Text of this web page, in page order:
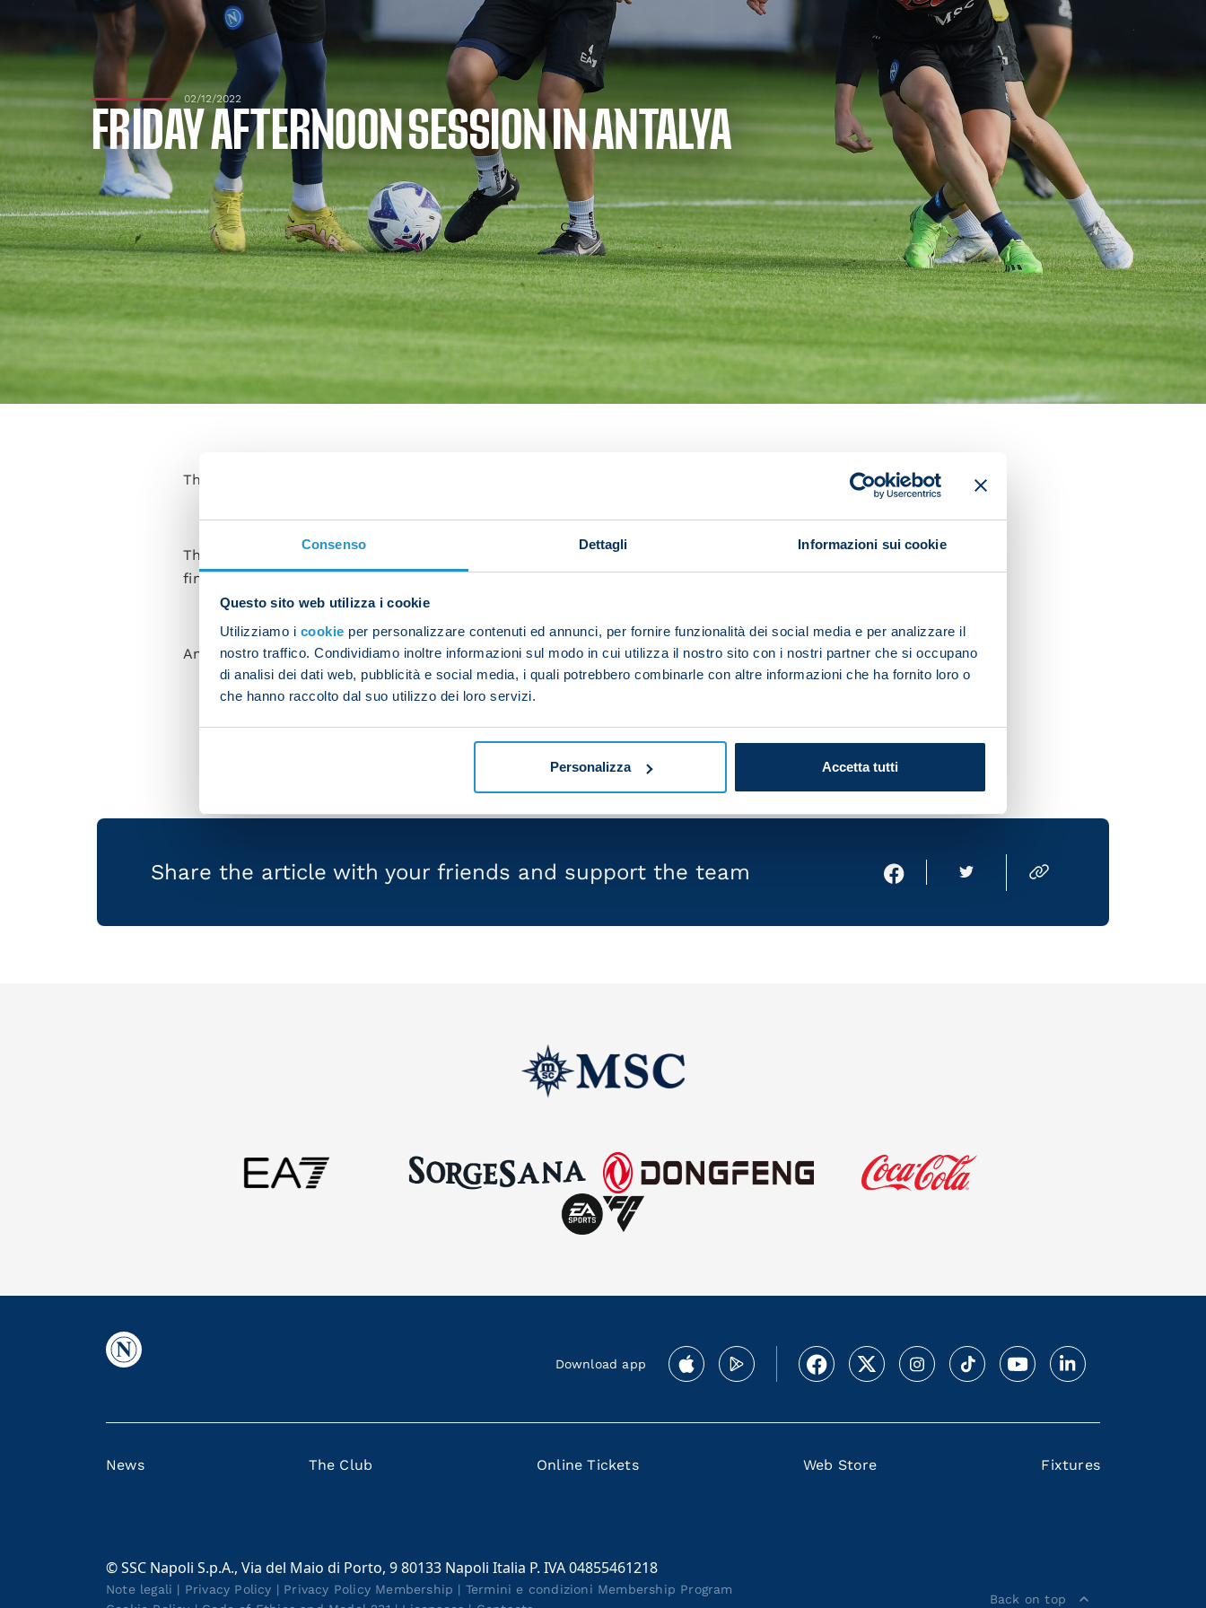
Consenso Dettagli Informazioni sui cookie
Questo sito web utilizza i cookie
Utilizziamo i cookie per personalizzare contenuti ed annunci, per fornire funzionalità dei social media e per analizzare il
nostro traffico. Condividiamo inoltre informazioni sul modo in cui utilizza il nostro sito con i nostri partner che si occupano
di analisi dei dati web, pubblicità e social media, i quali potrebbero combinarle con altre informazioni che ha fornito loro o
che hanno raccolto dal suo utilizzo dei loro servizi.
Personalizza Accetta tutti
02/12/2022
FRIDAY AFTERNOON SESSION IN ANTALYA
The team had an afternoon in Antalya on Friday afternoon as part of the Winter Football Series by Regnum.
The squad warmed up with some rondos and technical drills then moved onto aerobic work and tactics, before
finishing with a mini-match.
Amir Rrahmani followed a personalised programme on the pitch while Salvatore Sirigu worked in the pool.
Share the article with your friends and support the team
Download app
News The Club Online Tickets Web Store Fixtures
© SSC Napoli S.p.A., Via del Maio di Porto, 9 80133 Napoli Italia P. IVA 04855461218
Note legali | Privacy Policy | Privacy Policy Membership | Termini e condizioni Membership Program
Back on top